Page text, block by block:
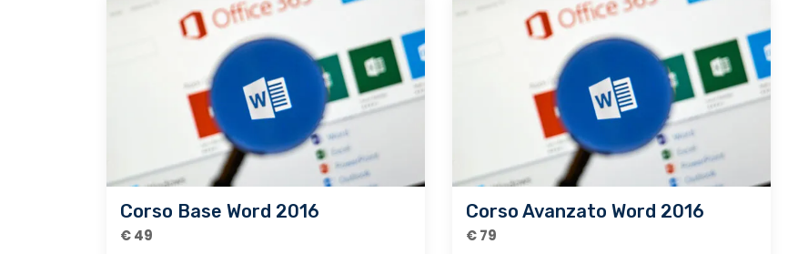
Corso Base Word 2016
€ 49
Corso Avanzato Word 2016
€ 79